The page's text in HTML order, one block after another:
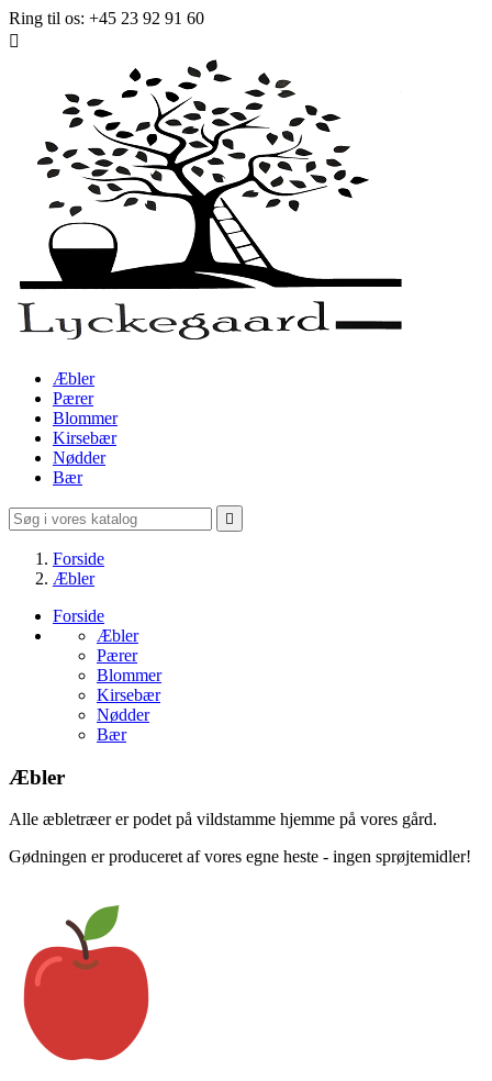
Ring til os: +45 23 92 91 60

Æbler
Pærer
Blommer
Kirsebær
Nødder
Bær

Forside
Æbler
Forside
Æbler
Pærer
Blommer
Kirsebær
Nødder
Bær
Æbler
Alle æbletræer er podet på vildstamme hjemme på vores gård.
Gødningen er produceret af vores egne heste - ingen sprøjtemidler!